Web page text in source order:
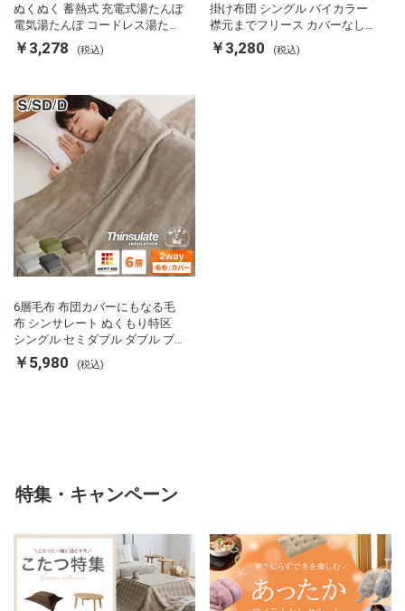
ぬくぬく 蓄熱式 充電式湯たんぽ
電気湯たんぽ コードレス湯たん
ぽ エコ 節電 節約 省エネ 充電式
エコ電気あんか EWT-2143 スリ
￥3,278 (税込)
掛け布団 シングル バイカラー
襟元までフリース カバーなしで
使える 軽い 丸洗い 断熱 保温 抗
菌防臭 洗える 防ダニ 軽量 ホコ
￥3,280 (税込)
6層毛布 布団カバーにもなる毛
布 シンサレート ぬくもり特区
シングル セミダブル ダブル ブ
ランケット 掛け布団カバー フラ
ンネル 保温 蓄熱 吸湿 発熱 断熱
￥5,980 (税込)
特集・キャンペーン